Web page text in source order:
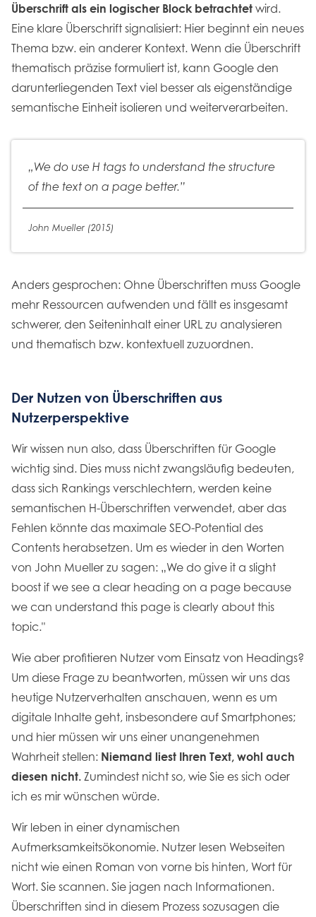
Überschrift als ein logischer Block betrachtet wird.
Eine klare Überschrift signalisiert: Hier beginnt ein neues
Thema bzw. ein anderer Kontext. Wenn die Überschrift
thematisch präzise formuliert ist, kann Google den
darunterliegenden Text viel besser als eigenständige
semantische Einheit isolieren und weiterverarbeiten.
„We do use H tags to understand the structure
of the text on a page better.”
John Mueller (2015)
Anders gesprochen: Ohne Überschriften muss Google
mehr Ressourcen aufwenden und fällt es insgesamt
schwerer, den Seiteninhalt einer URL zu analysieren
und thematisch bzw. kontextuell zuzuordnen.
Der Nutzen von Überschriften aus
Nutzerperspektive
Wir wissen nun also, dass Überschriften für Google
wichtig sind. Dies muss nicht zwangsläufig bedeuten,
dass sich Rankings verschlechtern, werden keine
semantischen H-Überschriften verwendet, aber das
Fehlen könnte das maximale SEO-Potential des
Contents herabsetzen. Um es wieder in den Worten
von John Mueller zu sagen: „We do give it a slight
boost if we see a clear heading on a page because
we can understand this page is clearly about this
topic."
Wie aber profitieren Nutzer vom Einsatz von Headings?
Um diese Frage zu beantworten, müssen wir uns das
heutige Nutzerverhalten anschauen, wenn es um
digitale Inhalte geht, insbesondere auf Smartphones;
und hier müssen wir uns einer unangenehmen
Wahrheit stellen: Niemand liest Ihren Text, wohl auch
diesen nicht. Zumindest nicht so, wie Sie es sich oder
ich es mir wünschen würde.
Wir leben in einer dynamischen
Aufmerksamkeitsökonomie. Nutzer lesen Webseiten
nicht wie einen Roman von vorne bis hinten, Wort für
Wort. Sie scannen. Sie jagen nach Informationen.
Überschriften sind in diesem Prozess sozusagen die